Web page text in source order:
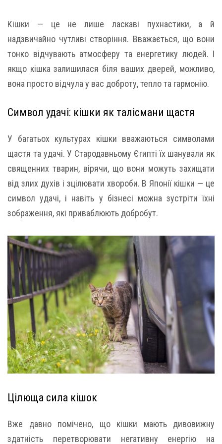
Кішки — це не лише ласкаві пухнастики, а й
надзвичайно чутливі створіння. Вважається, що вони
тонко відчувають атмосферу та енергетику людей. І
якщо кішка залишилася біля ваших дверей, можливо,
вона просто відчула у вас доброту, тепло та гармонію.
Символ удачі: кішки як талісмани щастя
У багатьох культурах кішки вважаються символами
щастя та удачі. У Стародавньому Єгипті їх шанували як
священних тварин, вірячи, що вони можуть захищати
від злих духів і зцілювати хвороби. В Японії кішки — це
символ удачі, і навіть у бізнесі можна зустріти їхні
зображення, які приваблюють добробут.
Цілюща сила кішок
Вже давно помічено, що кішки мають дивовижну
здатність перетворювати негативну енергію на